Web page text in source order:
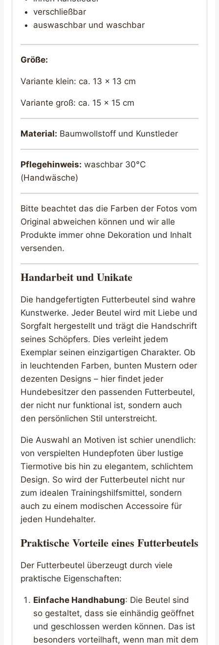
verschließbar
auswaschbar und waschbar
Größe:
Variante klein: ca. 13 x 13 cm
Variante groß: ca. 15 x 15 cm
Material: Baumwollstoff und Kunstleder
Pflegehinweis: waschbar 30°C
(Handwäsche)
Bitte beachtet das die Farben der Fotos vom
Original abweichen können und wir alle
Produkte immer ohne Dekoration und Inhalt
versenden.
Handarbeit und Unikate
Die handgefertigten Futterbeutel sind wahre
Kunstwerke. Jeder Beutel wird mit Liebe und
Sorgfalt hergestellt und trägt die Handschrift
seines Schöpfers. Dies verleiht jedem
Exemplar seinen einzigartigen Charakter. Ob
in leuchtenden Farben, bunten Mustern oder
dezenten Designs – hier findet jeder
Hundebesitzer den passenden Futterbeutel,
der nicht nur funktional ist, sondern auch
den persönlichen Stil unterstreicht.
Die Auswahl an Motiven ist schier unendlich:
von verspielten Hundepfoten über lustige
Tiermotive bis hin zu elegantem, schlichtem
Design. So wird der Futterbeutel nicht nur
zum idealen Trainingshilfsmittel, sondern
auch zu einem modischen Accessoire für
jeden Hundehalter.
Praktische Vorteile eines Futterbeutels
Der Futterbeutel überzeugt durch viele
praktische Eigenschaften:
Einfache Handhabung: Die Beutel sind
so gestaltet, dass sie einhändig geöffnet
und geschlossen werden können. Das ist
besonders vorteilhaft, wenn man mit dem